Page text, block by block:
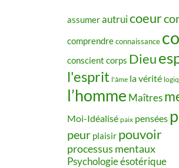
assumerautruicoeur
comprendreconnaissance
conscient corps Dieu
l'esprit l'âme la vérité
l’homme Maîtres
Moi-Idéalisé paix pensées
peur plaisir pouvoir
processus mentaux
Psychologie ésotérique